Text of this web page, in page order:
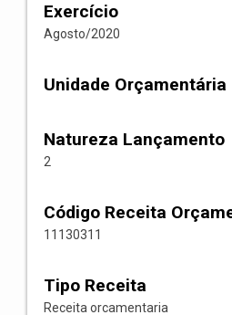
Exercício
Agosto/2020
Unidade Orçamentária
Natureza Lançamento
2
Código Receita
11130311
Tipo Receita
Receita orcamentaria